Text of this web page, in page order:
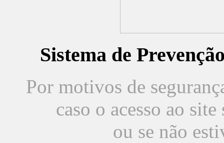
Sistema de
Por motivos de
caso o acesso ao
ou se não